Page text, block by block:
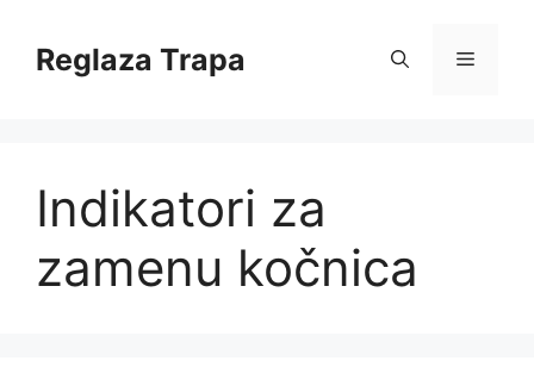
contentReglaza Trapa Menu
Indikatori za
zamenu kočnica